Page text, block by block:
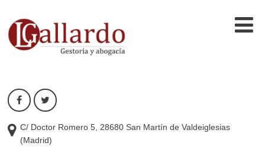
C/ Doctor Romero 5, 28680 San Martín de Valdeiglesias
(Madrid)